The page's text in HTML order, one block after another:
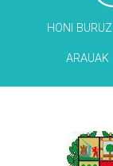
HONI BURUZ
ARAUAK